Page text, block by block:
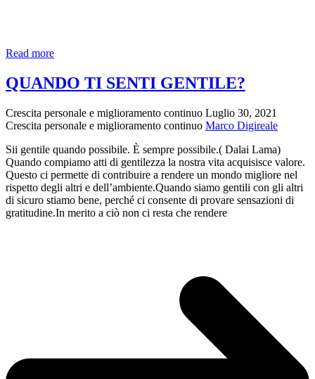
Read moreIl
della
gentilezza
Dicembre
2021
QUANDO TI SENTI GENTILE?
Crescita personale e miglioramento continuo Luglio 30, 2021
Crescita personale e miglioramento continuo Marco Digireale
Sii gentile quando possibile. È sempre possibile.( Dalai Lama)
Quando compiamo atti di gentilezza la nostra vita acquisisce valore.
Questo ci permette di contribuire a rendere un mondo migliore nel
rispetto degli altri e dell’ambiente.Quando siamo gentili con gli altri
di sicuro stiamo bene, perché ci consente di provare sensazioni di
gratitudine.In merito a ciò non ci resta che rendere